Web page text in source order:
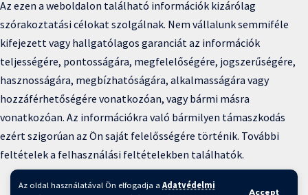
Az oldal használatával Ön elfogadja a Adatvédelmi
Accept
Az ezen a weboldalon található információk kizárólag
szórakoztatási célokat szolgálnak. Nem vállalunk semmiféle
kifejezett vagy hallgatólagos garanciát az információk
teljességére, pontosságára, megfelelőségére, jogszerűségére,
hasznosságára, megbízhatóságára, alkalmasságára vagy
hozzáférhetőségére vonatkozóan, vagy bármi másra
vonatkozóan. Az információkra való bármilyen támaszkodás
ezért szigorúan az Ön saját felelősségére történik. További
feltételek a felhasználási feltételekben találhatók.
Copyright © 2025 BFKH.hu